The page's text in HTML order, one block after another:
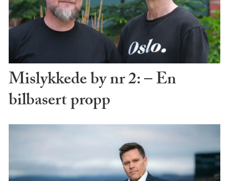
Mislykkede by nr 2: – En
bilbasert propp